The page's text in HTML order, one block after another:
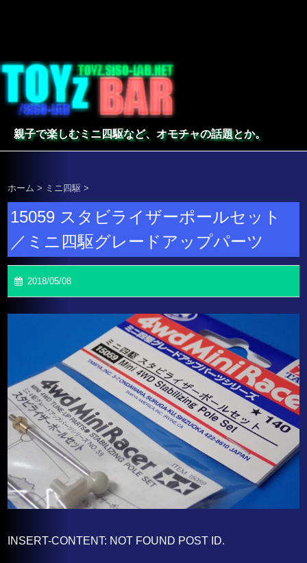
親子で楽しむミニ四駆など、オモチャの話題とか。
ホーム > ミニ四駆 >
15059 スタビライザーポールセット
／ミニ四駆グレードアップパーツ
2018/05/08
INSERT-CONTENT: NOT FOUND POST ID.